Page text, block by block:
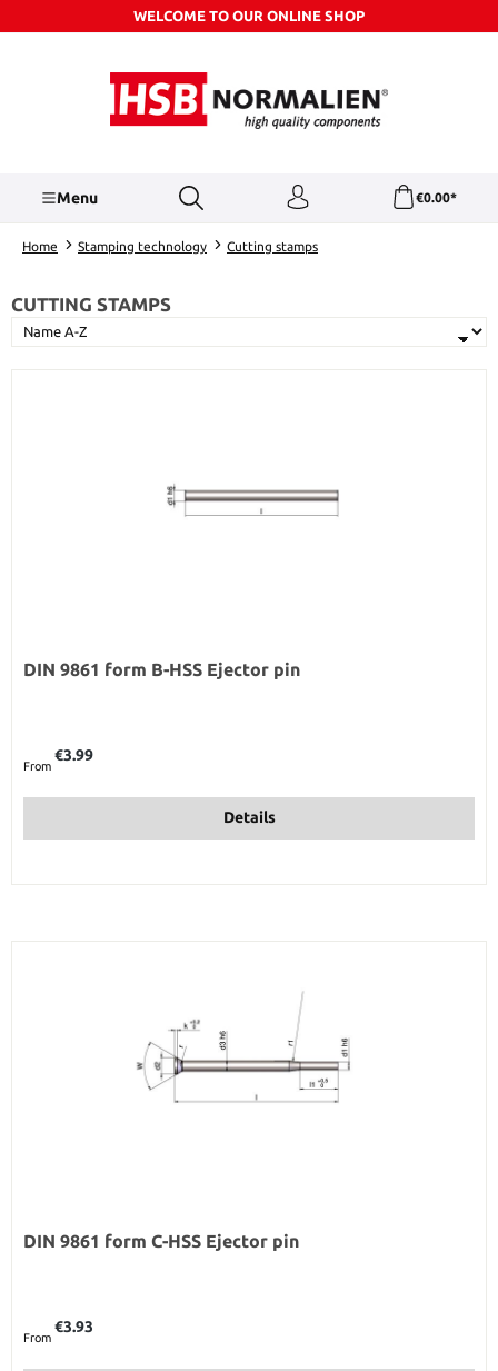
Skip to main contentWELCOME TO OUR ONLINE SHOP
Menu €0.00*
Home Stamping technology Cutting stamps
CUTTING STAMPS
DIN 9861 form B-HSS Ejector pin
From
€3.99
Details
DIN 9861 form C-HSS Ejector pin
From
€3.93